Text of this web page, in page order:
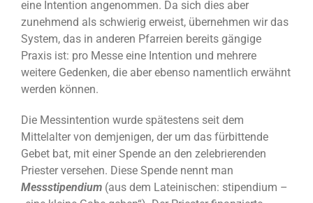
eine Intention angenommen. Da sich dies aber
zunehmend als schwierig erweist, übernehmen wir das
System, das in anderen Pfarreien bereits gängige
Praxis ist: pro Messe eine Intention und mehrere
weitere Gedenken, die aber ebenso namentlich erwähnt
werden können.
Die Messintention wurde spätestens seit dem
Mittelalter von demjenigen, der um das fürbittende
Gebet bat, mit einer Spende an den zelebrierenden
Priester versehen. Diese Spende nennt man
Messstipendium (aus dem Lateinischen: stipendium –